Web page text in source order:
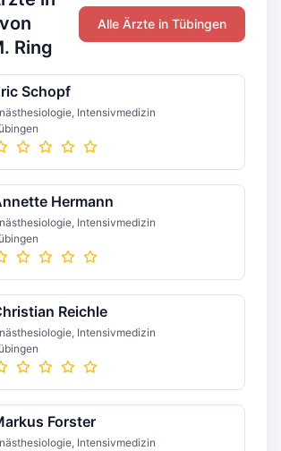
Ring
Alle Ärzte in Tübingen
Schopf
Intensivmedizin
Hermann
Intensivmedizin
Reichle
Intensivmedizin
Forster
Intensivmedizin